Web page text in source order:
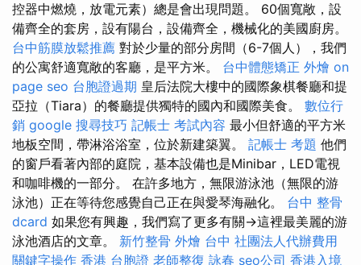
控器中燃燒，放電元素）總是會出現問題。 60個寬敞，設
備齊全的套房，設有陽台，設備齊全，機械化的美國廚房。
台中筋膜放鬆推薦 對於少量的部分房間（6-7個人），我們
的公寓舒適寬敞的客廳，是平方米。 台中體態矯正 外燴 on
page seo 台胞證過期 皇后法院大樓中的國際象棋餐廳和提
亞拉（Tiara）的餐廳提供獨特的國內和國際美食。 數位行
銷 google 搜尋技巧 記帳士 考試內容 最小但舒適的平方米
地板空間，帶淋浴浴室，位於新建築翼。 記帳士 考題 他們
的窗戶看著內部的庭院，基本設備也是Minibar，LED電視
和咖啡機的一部分。 在許多地方，無限游泳池（無限的游
泳池）正在等待您感覺自己正在與愛琴海融化。 台中 整骨
dcard 如果您有興趣，我們寫了更多有關→這裡最美麗的游
泳池酒店的文章。 新竹整骨 外燴 台中 社團法人代辦費用
關鍵字操作 香港 台胞證 老師整復 詠春 seo公司 香港入境